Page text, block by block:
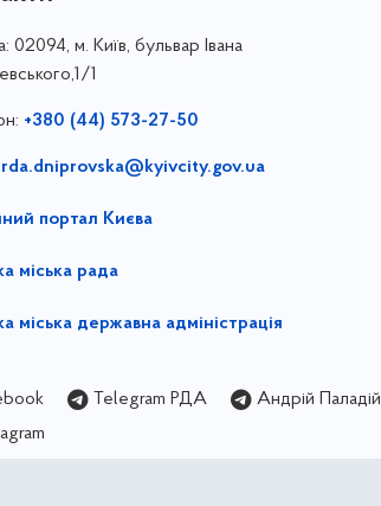
02094, м. Київ, бульвар Івана
1
+380 (44) 573-27-50
rda.dniprovska@kyivcity.gov.ua
портал Києва
міська рада
міська державна адміністрація
Telegram РДА Андрій Паладій